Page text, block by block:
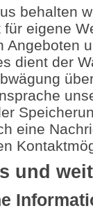
behalten
für eigene
Angeboten
dient der
eine
und